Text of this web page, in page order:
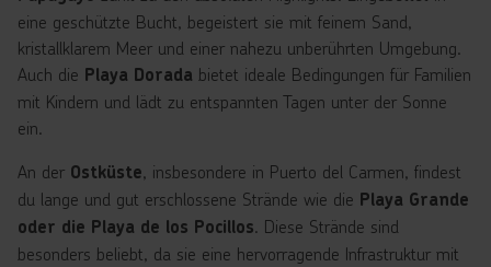
eine geschützte Bucht, begeistert sie mit feinem Sand,
kristallklarem Meer und einer nahezu unberührten Umgebung.
Auch die Playa Dorada bietet ideale Bedingungen für Familien
mit Kindern und lädt zu entspannten Tagen unter der Sonne
ein.
An der Ostküste, insbesondere in Puerto del Carmen, findest
du lange und gut erschlossene Strände wie die Playa Grande
oder die Playa de los Pocillos. Diese Strände sind
besonders beliebt, da sie eine hervorragende Infrastruktur mit